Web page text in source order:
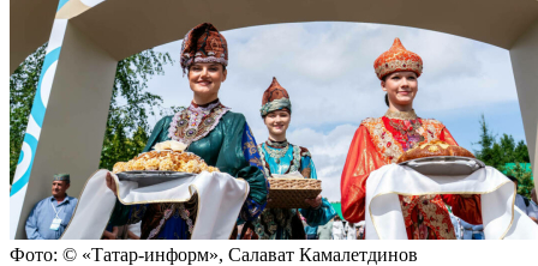
Фото: © «Татар-информ», Салават Камалетдинов